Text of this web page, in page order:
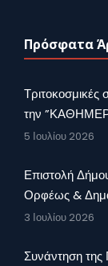
Πρόσφατα
την
5 Ιουλίου 2026
Επιστολή
Ορφέως &
3 Ιουλίου 2026
Συνάντηση